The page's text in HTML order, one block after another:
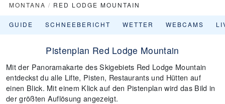
MONTANA / RED LODGE MOUNTAIN
GUIDE SCHNEEBERICHT WETTER WEBCAMS
Pistenplan Red Lodge Mountain
Mit der Panoramakarte des Skigebiets Red Lodge Mountain
entdeckst du alle Lifte, Pisten, Restaurants und Hütten auf
einen Blick. Mit einem Klick auf den Pistenplan wird das Bild in
der größten Auflösung angezeigt.